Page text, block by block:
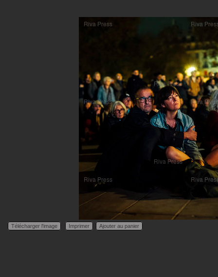
Télécharger l'image Imprimer Ajouter au panier